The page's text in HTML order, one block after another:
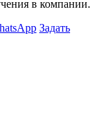
в компании.
Задать